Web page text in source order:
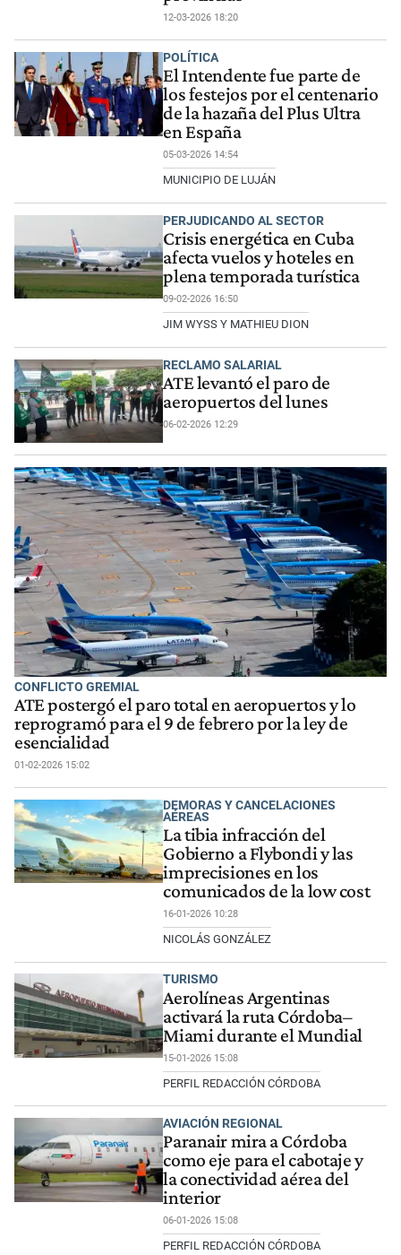
12-03-2026 18:20
POLÍTICA
El Intendente fue parte de
los festejos por el centenario
de la hazaña del Plus Ultra
en España
05-03-2026 14:54
MUNICIPIO DE LUJÁN
PERJUDICANDO AL SECTOR
Crisis energética en Cuba
afecta vuelos y hoteles en
plena temporada turística
09-02-2026 16:50
JIM WYSS Y MATHIEU DION
RECLAMO SALARIAL
ATE levantó el paro de
aeropuertos del lunes
06-02-2026 12:29
CONFLICTO GREMIAL
ATE postergó el paro total en aeropuertos y lo
reprogramó para el 9 de febrero por la ley de
esencialidad
01-02-2026 15:02
DEMORAS Y CANCELACIONES
AÉREAS
La tibia infracción del
Gobierno a Flybondi y las
imprecisiones en los
comunicados de la low cost
16-01-2026 10:28
NICOLÁS GONZÁLEZ
TURISMO
Aerolíneas Argentinas
activará la ruta Córdoba–
Miami durante el Mundial
15-01-2026 15:08
PERFIL REDACCIÓN CÓRDOBA
AVIACIÓN REGIONAL
Paranair mira a Córdoba
como eje para el cabotaje y
la conectividad aérea del
interior
06-01-2026 15:08
PERFIL REDACCIÓN CÓRDOBA